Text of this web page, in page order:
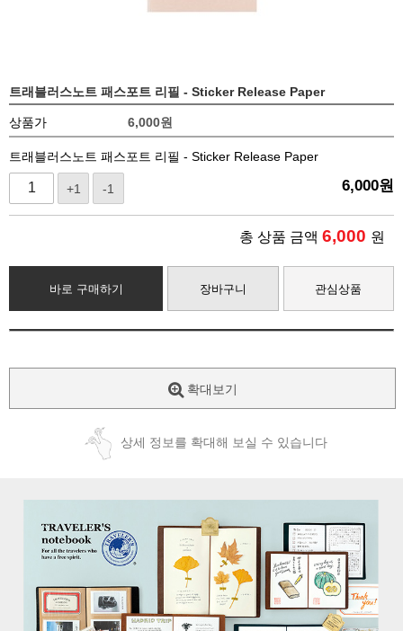
트래블러스노트 패스포트 리필 - Sticker Release Paper
상품가 6,000원
트래블러스노트 패스포트 리필 - Sticker Release Paper
+1 -1 6,000원
총 상품 금액 6,000 원
바로 구매하기 장바구니 관심상품
확대보기
상세 정보를 확대해 보실 수 있습니다